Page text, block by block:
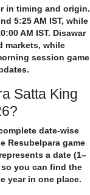
in timing and origin.
5:25 AM IST, while
AM IST. Disawar
markets, while
session game
Satta King
date-wise
Resubelpara game
a date (1–
you can find the
year in one place.